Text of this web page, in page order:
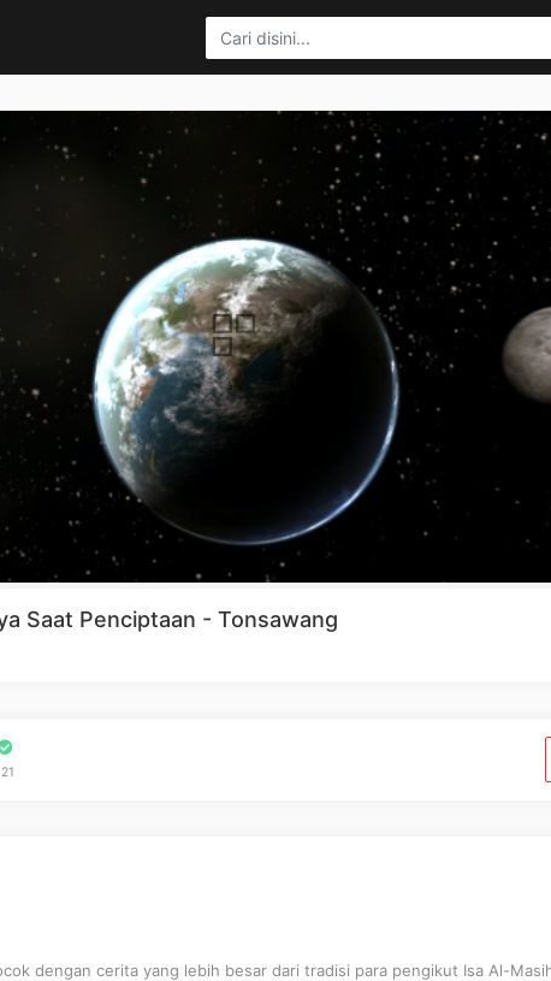
Saat Penciptaan - Tonsawang
dengan cerita yang lebih besar dari tradisi para pengikut Isa Al-